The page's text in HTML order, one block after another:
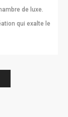
de luxe.
qui exalte le